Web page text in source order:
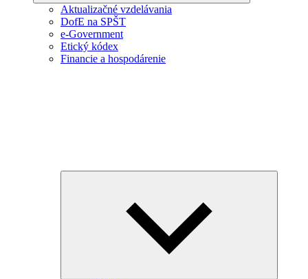
Aktualizačné vzdelávania
DofE na SPŠT
e-Government
Etický kódex
Financie a hospodárenie